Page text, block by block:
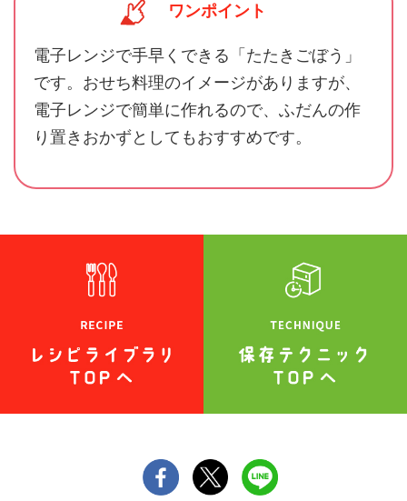
ワンポイント
電子レンジで手早くできる「たたきごぼう」
です。おせち料理のイメージがありますが、
電子レンジで簡単に作れるので、ふだんの作
り置きおかずとしてもおすすめです。